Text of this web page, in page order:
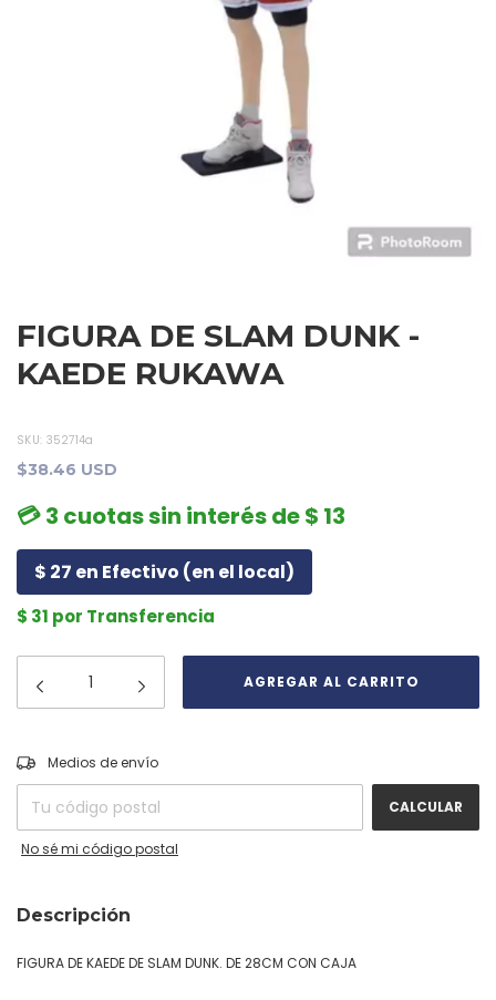
FIGURA DE SLAM DUNK -
KAEDE RUKAWA
SKU: 352714a
$38.46 USD
💳 3 cuotas sin interés de $ 13
$ 27 en Efectivo (en el local)
$ 31 por Transferencia
Entregas para el CP:
Medios de envío
CALCULAR
No sé mi código postal
Descripción
FIGURA DE KAEDE DE SLAM DUNK. DE 28CM CON CAJA